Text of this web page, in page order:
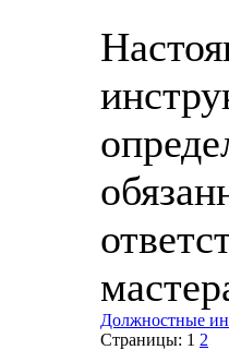
Должностные
Страницы: 1 2